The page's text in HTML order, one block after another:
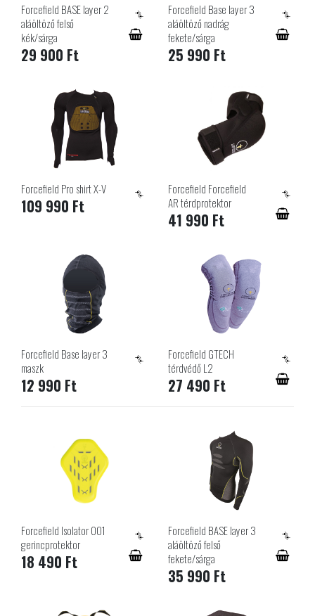
Forcefield BASE layer 2
aláöltöző felső
kék/sárga
29 900 Ft
Forcefield Base layer 3
aláöltöző nadrág
fekete/sárga
25 990 Ft
Forcefield Pro shirt X-V
109 990 Ft
Forcefield Forcefield
AR térdprotektor
41 990 Ft
Forcefield Base layer 3
maszk
12 990 Ft
Forcefield GTECH
térdvédő L2
27 490 Ft
Forcefield Isolator 001
gerincprotektor
18 490 Ft
Forcefield BASE layer 3
aláöltöző felső
fekete/sárga
35 990 Ft